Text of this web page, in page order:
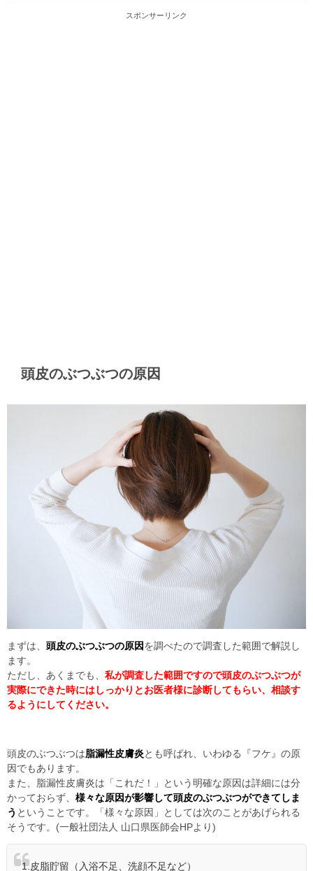
スポンサーリンク
頭皮のぶつぶつの原因
まずは、 頭皮のぶつぶつの原因を調べたので調査した範囲で解説し
ます。
ただし、あくまでも、 私が調査した範囲ですので頭皮のぶつぶつが
実際にできた時にはしっかりとお医者様に診断してもらい、相談す
るようにしてください。
頭皮のぶつぶつは脂漏性皮膚炎とも呼ばれ、いわゆる『フケ』の原
因でもあります。
また、脂漏性皮膚炎は「これだ！」という明確な原因は詳細には分
かっておらず、 様々な原因が影響して頭皮のぶつぶつができてしま
う ということです。「様々な原因」としては次のことがあげられる
そうです。(一般社団法人 山口県医師会HPより)
1.皮脂貯留（入浴不足、洗顔不足など）